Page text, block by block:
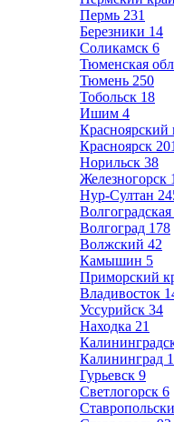
Пермь 231
Березники 14
Соликамск 6
Тюменская
Тюмень 250
Тобольск 18
Ишим 4
Красноярский
Красноярск 201
Норильск 38
Железногорск
Нур-Султан
Волгоградская
Волгоград 178
Волжский 42
Камышин 5
Приморский
Владивосток
Уссурийск 34
Находка 21
Калининград
Гурьевск 9
Светлогорск 6